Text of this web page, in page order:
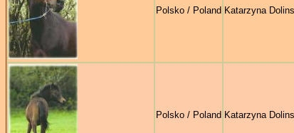
Polsko / Poland Katarzyna
Polsko / Poland Katarzyna